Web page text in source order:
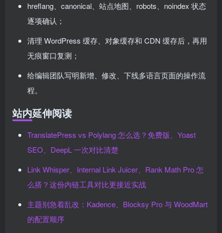
hreflang、canonical、站点地图、robots、noindex 状态
逐项确认；
清理 WordPress 缓存、对象缓存和 CDN 缓存后，再用
无痕窗口复测；
给编辑团队写明新增、修改、下线多语言页面的操作流
程。
站内延伸阅读
TranslatePress vs Polylang 怎么选？免费版、Yoast
SEO、DeepL 一次对比清楚
Link Whisper、Internal Link Juicer、Rank Math Pro 怎
么搭？这份内链工具对比更接近实战
主题别急着乱改：Kadence、Blocksy Pro 与 WoodMart
的配置顺序